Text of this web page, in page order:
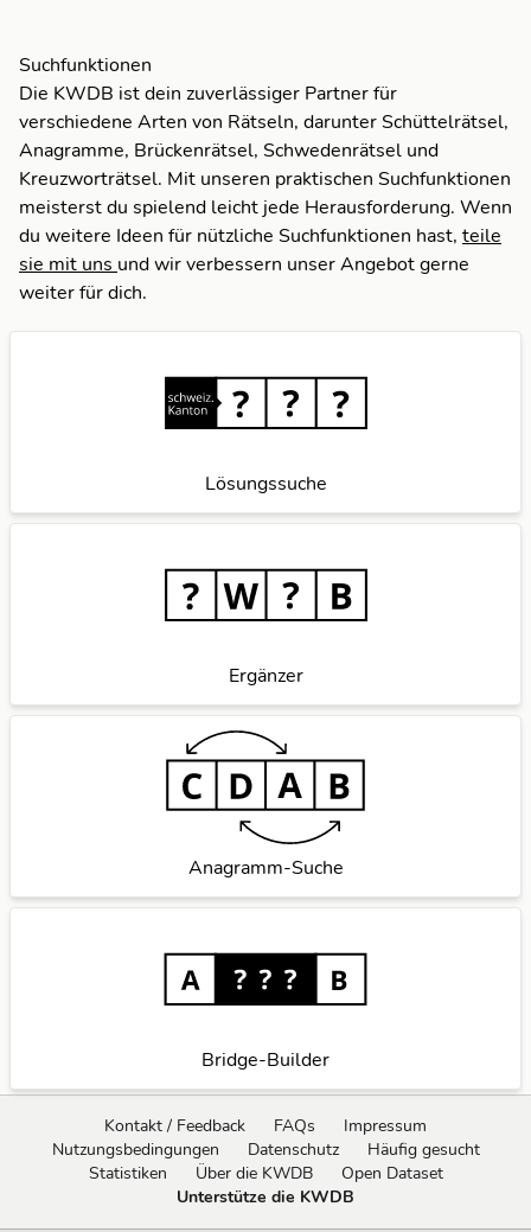
N
U
Suchfunktionen
Die KWDB ist dein zuverlässiger Partner für
verschiedene Arten von Rätseln, darunter Schüttelrätsel,
Anagramme, Brückenrätsel, Schwedenrätsel und
Kreuzworträtsel. Mit unseren praktischen Suchfunktionen
meisterst du spielend leicht jede Herausforderung. Wenn
du weitere Ideen für nützliche Suchfunktionen hast, teile
sie mit uns und wir verbessern unser Angebot gerne
weiter für dich.
Lösungssuche
Ergänzer
Anagramm-Suche
Bridge-Builder
Kontakt / Feedback FAQs
Impressum
Nutzungsbedingungen
Datenschutz
Häufig gesucht
Statistiken
Über die KWDB
Open Dataset
Unterstütze die KWDB